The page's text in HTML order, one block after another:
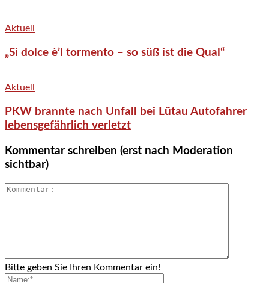
Aktuell
„Si dolce è’l tormento – so süß ist die Qual“
Aktuell
PKW brannte nach Unfall bei Lütau Autofahrer
lebensgefährlich verletzt
Kommentar schreiben (erst nach Moderation
sichtbar)
Bitte geben Sie Ihren Kommentar ein!